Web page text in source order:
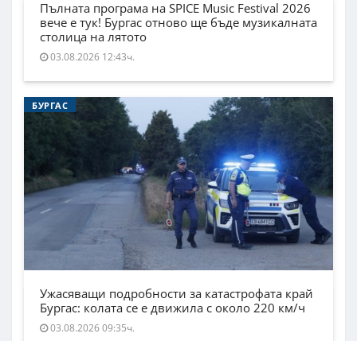
Пълната програма на SPICE Music Festival 2026
вече е тук! Бургас отново ще бъде музикалната
столица на лятото
03.08.2026 12:43ч.
БУРГАС
Ужасяващи подробности за катастрофата край
Бургас: колата се е движила с около 220 км/ч
03.08.2026 09:35ч.